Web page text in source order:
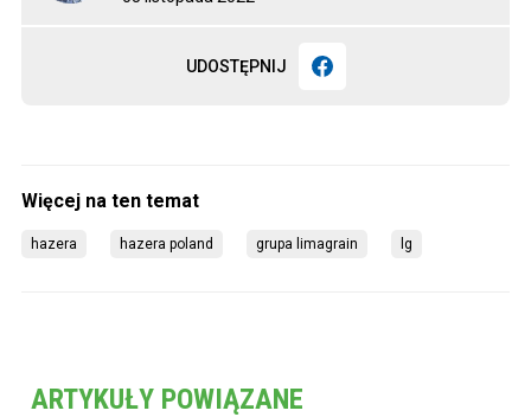
UDOSTĘPNIJ
hazera hazera poland grupa limagrain lg
ARTYKUŁY POWIĄZANE